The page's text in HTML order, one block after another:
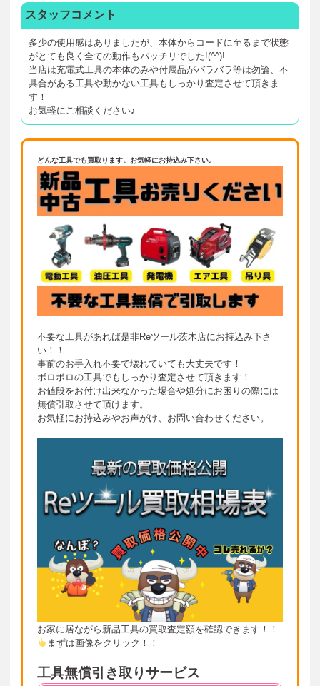
スタッフコメント
多少の使用感はありましたが、本体からコードに至るまで状態
がとても良く全ての動作もバッチリでした!(^^)!
当店は充電式工具の本体のみや付属品がバラバラ等は勿論、不
具合がある工具や動かない工具もしっかり査定させて頂きま
す！
お気軽にご相談ください♪
どんな工具でも買取ります。お気軽にお持込み下さい。
不要な工具があれば是非Reツール茨木店にお持込み下さ
い！！
事前のお手入れ不要で壊れていても大丈夫です！
ボロボロの工具でもしっかり査定させて頂きます！
お値段をお付け出来なかった場合や処分にお困りの際には
無償引取させて頂けます。
お気軽にお持込みやお声がけ、お問い合わせください。
お家に居ながら新品工具の買取査定額を確認できます！！
まずは画像をクリック！！
工具無償引き取りサービス